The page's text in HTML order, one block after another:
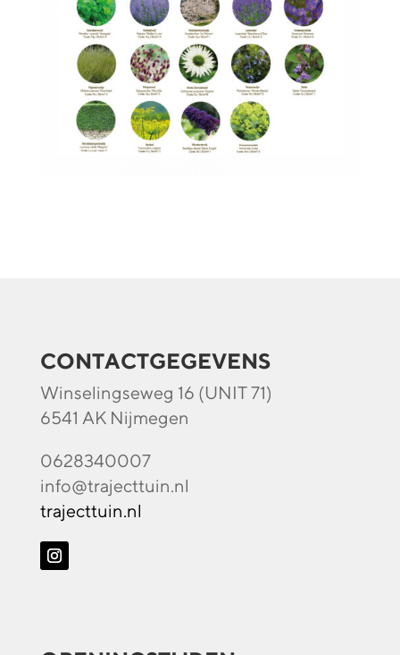
CONTACTGEGEVENS
Winselingseweg 16 (UNIT 71)
6541 AK Nijmegen
0628340007
info@trajecttuin.nl
trajecttuin.nl